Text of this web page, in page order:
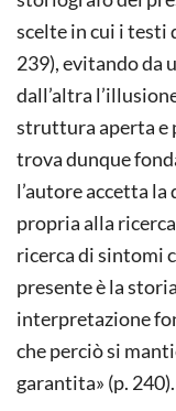
scelte in cui i testi
239), evitando da
dall’altra
struttura aperta e
trova dunque
l’autore accetta la
propria alla
ricerca di sintomi
presente è la
interpretazione
che perciò si
garantita» (p. 240).